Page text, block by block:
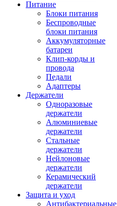
Питание
Блоки питания
Беспроводные
блоки питания
Аккумуляторные
батареи
Клип-корды и
провода
Педали
Адаптеры
Держатели
Одноразовые
держатели
Алюминиевые
держатели
Стальные
держатели
Нейлоновые
держатели
Керамический
держатели
Защита и уход
Антибактериальные